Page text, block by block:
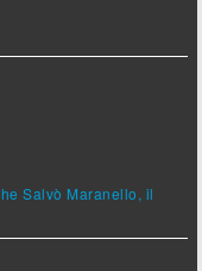
Salvò Maranello, il